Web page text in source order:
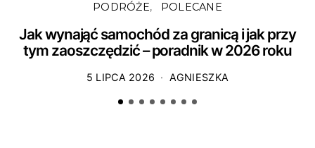
PODRÓŻE POLECANE
Jak wynająć samochód za granicą i jak przy
tym zaoszczędzić – poradnik w 2026 roku
5 LIPCA 2026 AGNIESZKA